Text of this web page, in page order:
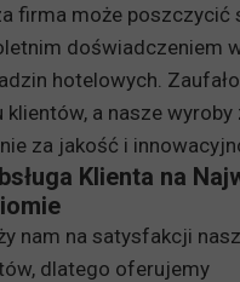
firma może poszczycić
doświadczeniem
hotelowych.
klientów, a nasze wyroby
za jakość i
Klienta na
nam na satysfakcji
dlatego oferujemy